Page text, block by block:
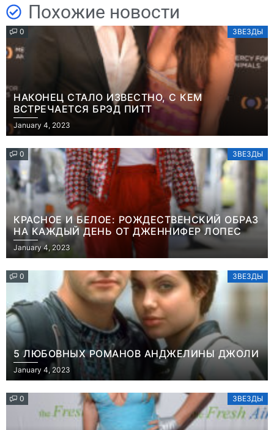
Похожие новости
0 ЗВЕЗДЫ
НАКОНЕЦ СТАЛО ИЗВЕСТНО, С КЕМ
ВСТРЕЧАЕТСЯ БРЭД ПИТТ
January 4, 2023
0 ЗВЕЗДЫ
КРАСНОЕ И БЕЛОЕ: РОЖДЕСТВЕНСКИЙ ОБРАЗ
НА КАЖДЫЙ ДЕНЬ ОТ ДЖЕННИФЕР ЛОПЕС
January 4, 2023
0 ЗВЕЗДЫ
5 ЛЮБОВНЫХ РОМАНОВ АНДЖЕЛИНЫ ДЖОЛИ
January 4, 2023
0 ЗВЕЗДЫ